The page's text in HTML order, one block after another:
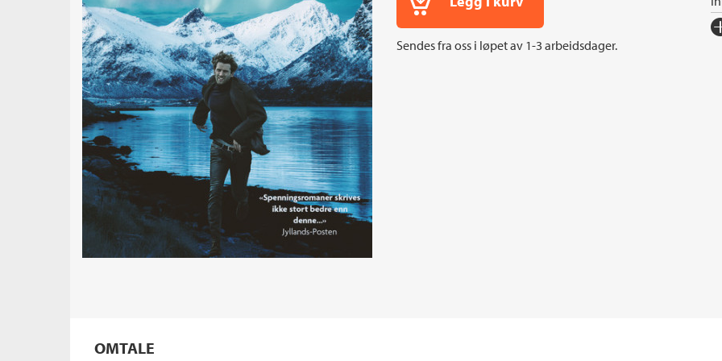
Sendes fra oss i løpet av 1-3 arbeidsdager.
OMTALE